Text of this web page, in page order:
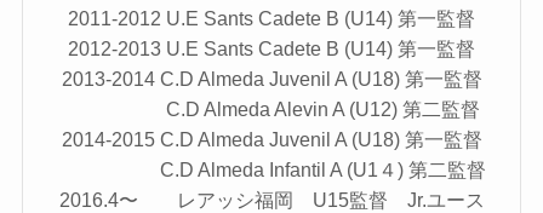
2011-2012 U.E Sants Cadete B (U14) 第一監督
2012-2013 U.E Sants Cadete B (U14) 第一監督
2013-2014 C.D Almeda Juvenil A (U18) 第一監督
C.D Almeda Alevin A (U12) 第二監督
2014-2015 C.D Almeda Juvenil A (U18) 第一監督
C.D Almeda Infantil A (U1４) 第二監督
2016.4〜 レアッシ福岡 U15監督 Jr.ユース